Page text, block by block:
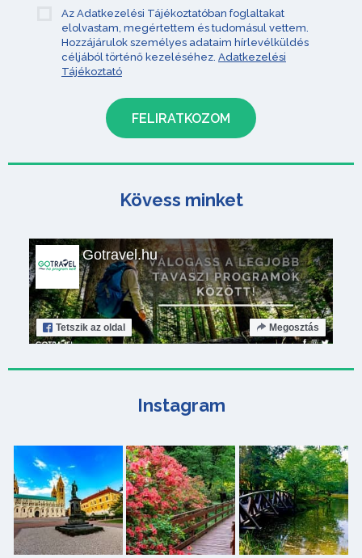
Az Adatkezelési Tájékoztatóban foglaltakat
elolvastam, megértettem és tudomásul vettem.
Hozzájárulok személyes adataim hírlevélküldés
céljából történő kezeléséhez. Adatkezelési
Tájékoztató
Kövess minket
Gotravel.hu
Tetszik az oldal Megosztás
Instagram